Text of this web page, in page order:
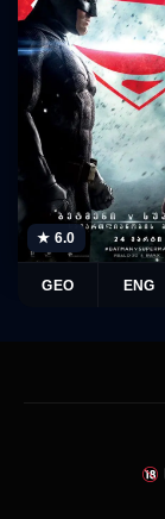
★ 6.0
GEO ENG